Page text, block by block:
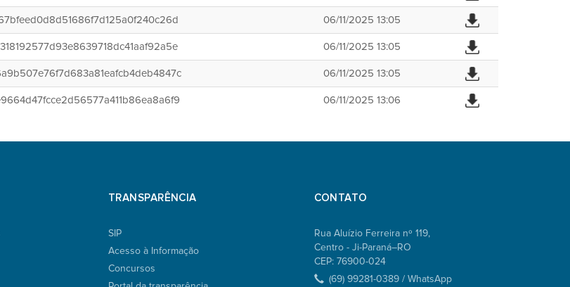
06/11/2025 13:05
06/11/2025 13:05
06/11/2025 13:05
06/11/2025 13:06
TRANSPARÊNCIA
SIP
Acesso à Informação
Concursos
CONTATO
Rua Aluízio Ferreira nº 119,
Centro - Ji-Paraná–RO
CEP: 76900-024
(69) 99281-0389 / WhatsApp